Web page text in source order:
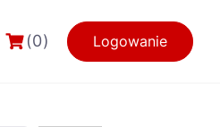
(0) Logowanie